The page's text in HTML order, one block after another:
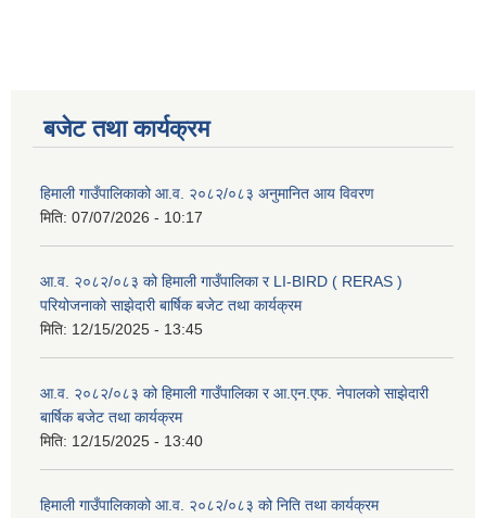
बजेट तथा कार्यक्रम
हिमाली गाउँपालिकाको आ.व. २०८२/०८३ अनुमानित आय विवरण
मिति: 07/07/2026 - 10:17
आ.व. २०८२/०८३ को हिमाली गाउँपालिका र LI-BIRD ( RERAS )
परियोजनाको साझेदारी बार्षिक बजेट तथा कार्यक्रम
मिति: 12/15/2025 - 13:45
आ.व. २०८२/०८३ को हिमाली गाउँपालिका र आ.एन.एफ. नेपालको साझेदारी
बार्षिक बजेट तथा कार्यक्रम
मिति: 12/15/2025 - 13:40
हिमाली गाउँपालिकाको आ.व. २०८२/०८३ को निति तथा कार्यक्रम